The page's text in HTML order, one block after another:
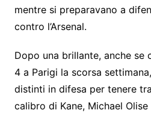
mentre si preparavano a
contro l’Arsenal.
Dopo una brillante, anche
4 a Parigi la scorsa
distinti in difesa per tenere
calibro di Kane, Michael